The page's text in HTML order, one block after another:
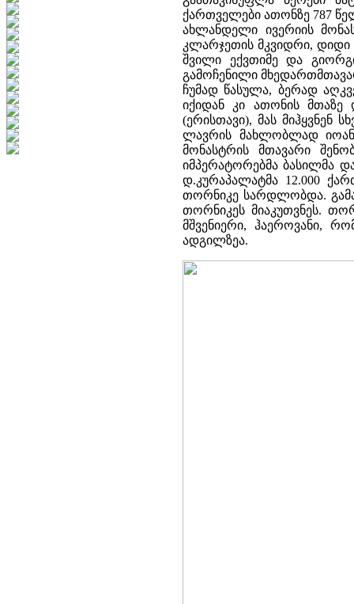
ქართველები ათონზე 787
ახლანდელი ივერიის
კლარჯეთის მკვიდრი, დიდი
შვილი ექვთიმე და
გამოჩენილი
ჩუმად წასულა, ბერად
იქიდან კი ათონის მთაზე
(ერისთავი), მას მიჰყვნენ
ლავრის მახლობლად იოანე
მონასტრის მთავარი
იმპერატორებმა ბასილმა
დ.კურაპალატმა 12.000
თორნიკე სარდლობდა.
თორნიკეს მიაკუთვნეს.
მშვენიერი, ჰაეროვანი,
ადგილზეა.